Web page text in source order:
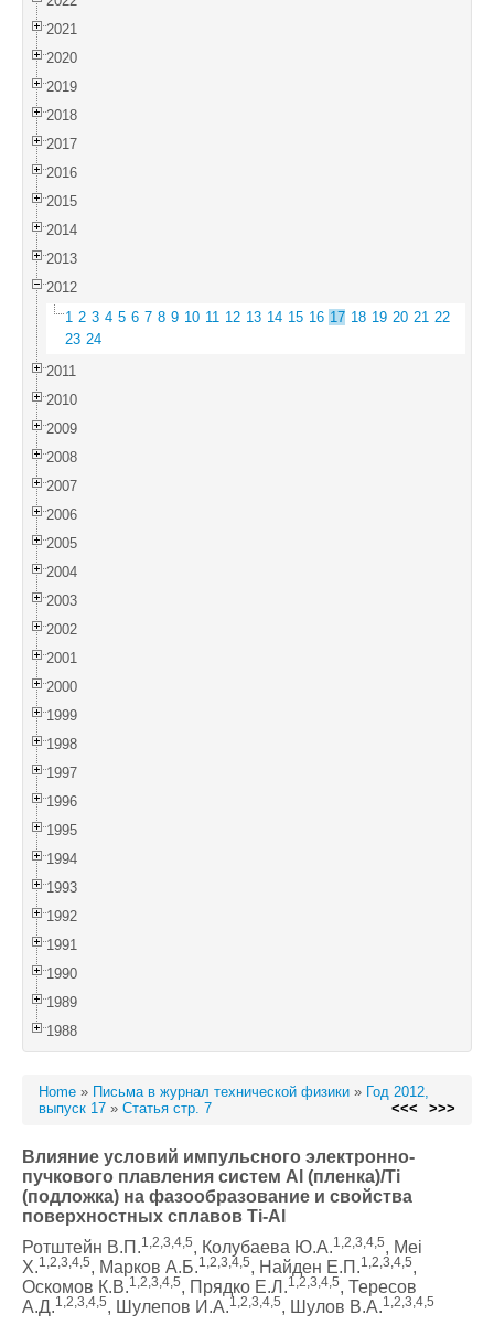
2021
2020
2019
2018
2017
2016
2015
2014
2013
2012
1 2 3 4 5 6 7 8 9 10 11 12 13 14 15 16 17 18 19 20 21 22
23 24
2011
2010
2009
2008
2007
2006
2005
2004
2003
2002
2001
2000
1999
1998
1997
1996
1995
1994
1993
1992
1991
1990
1989
1988
Home » Письма в журнал технической физики » Год 2012,
выпуск 17 » Статья стр. 7 <<< >>>
Влияние условий импульсного электронно-
пучкового плавления систем Al (пленка)/Ti
(подложка) на фазообразование и свойства
поверхностных сплавов Ti-Al
Ротштейн В.П.1,2,3,4,5, Колубаева Ю.А.1,2,3,4,5, Mei
X.1,2,3,4,5, Марков А.Б.1,2,3,4,5, Найден Е.П.1,2,3,4,5,
Оскомов К.В.1,2,3,4,5, Прядко Е.Л.1,2,3,4,5, Тересов
А.Д.1,2,3,4,5, Шулепов И.А.1,2,3,4,5, Шулов В.А.1,2,3,4,5